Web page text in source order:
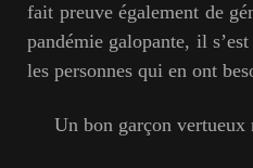
fait preuve également de
pandémie galopante, il
les personnes qui en ont
Un bon garçon vertueux